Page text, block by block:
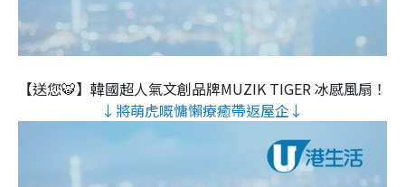
【送您🐯】韓國超人氣文創品牌MUZIK TIGER 冰感風扇！
↓將萌虎嘅慵懶療癒帶返屋企↓